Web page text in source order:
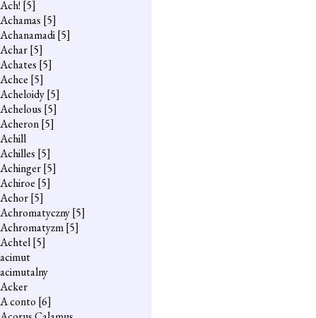
Ach! [5]
Achamas [5]
Achanamadi[5]
Achar[5]
Achates [5]
Achce [5]
Acheloidy[5]
Achelous [5]
Acheron[5]
Achill
Achilles [5]
Achinger[5]
Achiroe [5]
Achor[5]
Achromatyczny[5]
Achromatyzm[5]
Achtel[5]
acimut
acimutalny
Acker
A conto [6]